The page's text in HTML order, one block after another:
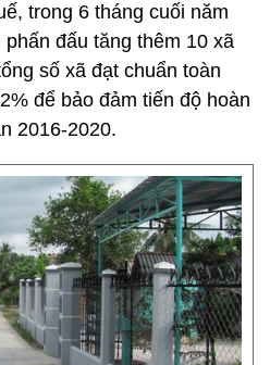
trong 6 tháng cuối năm
đấu tăng thêm 10 xã
số xã đạt chuẩn toàn
để bảo đảm tiến độ hoàn
2016-2020.